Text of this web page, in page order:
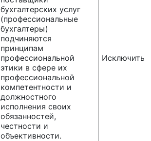
бухгалтерских услуг
(профессиональные
бухгалтеры)
подчиняются
принципам
профессиональной
этики в сфере их
профессиональной
компетентности и
должностного
исполнения своих
обязанностей,
честности и
объективности.
Исключить